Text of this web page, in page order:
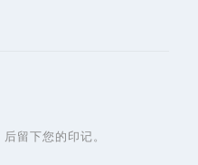
后留下您的印记。